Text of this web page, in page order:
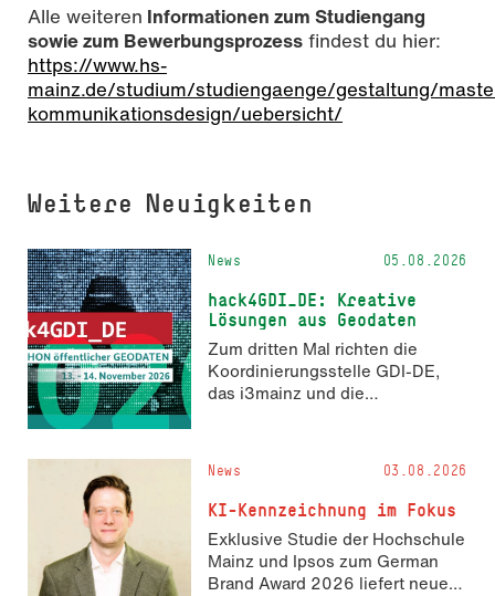
Alle weiteren Informationen zum Studiengang
sowie zum Bewerbungsprozess findest du hier:
https://www.hs-
mainz.de/studium/studiengaenge/gestaltung/
kommunikationsdesign/uebersicht/
Weitere Neuigkeiten
News 05.08.2026
hack4GDI_DE: Kreative
Lösungen aus Geodaten
Zum dritten Mal richten die
Koordinierungsstelle GDI-DE,
das i3mainz und die
und 14. November 2026 den
Hackathon hack4GDI_DE an der
Hochschule Mainz aus. Die
Anmeldung ist geöffnet und bis
zum 2. Oktober 2026 möglich.
News 03.08.2026
KI-Kennzeichnung im Fokus
Exklusive Studie der Hochschule
Mainz und Ipsos zum German
Brand Award 2026 liefert neue